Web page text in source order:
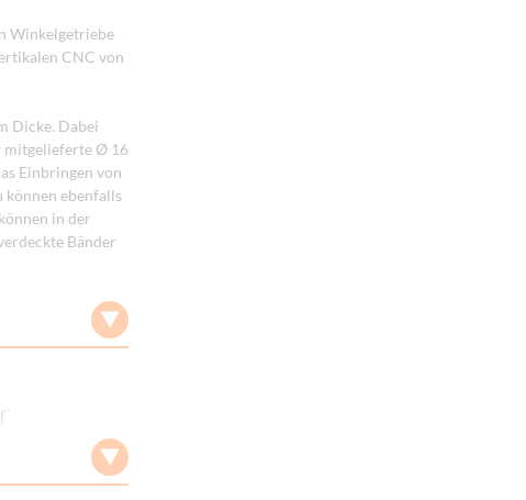
Winkelgetriebe
CNC von
Dicke. Dabei
mitgelieferte Ø 16
Einbringen von
können ebenfalls
in der
Bänder